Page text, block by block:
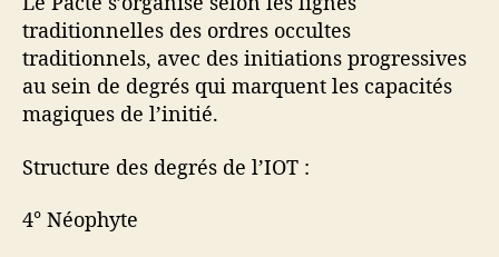
traditionnelles des ordres occultes
traditionnels, avec des initiations progressives
au sein de degrés qui marquent les capacités
magiques de l’initié.
Structure des degrés de l’IOT :
4° Néophyte